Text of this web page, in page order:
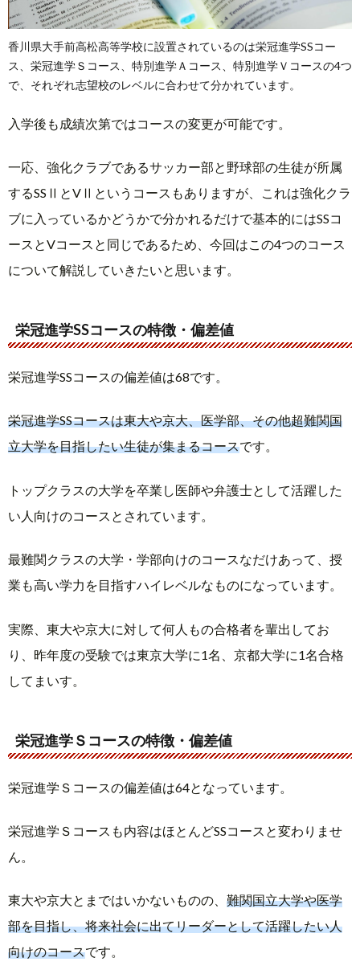
香川県大手前高松高等学校に設置されているのは栄冠進学SSコー
ス、栄冠進学Ｓコース、特別進学Ａコース、特別進学Ｖコースの4つ
で、それぞれ志望校のレベルに合わせて分かれています。
入学後も成績次第ではコースの変更が可能です。
一応、強化クラブであるサッカー部と野球部の生徒が所属
するSSⅡとVⅡというコースもありますが、これは強化クラ
ブに入っているかどうかで分かれるだけで基本的にはSSコ
ースとVコースと同じであるため、今回はこの4つのコース
について解説していきたいと思います。
栄冠進学SSコースの特徴・偏差値
栄冠進学SSコースの偏差値は68です。
栄冠進学SSコースは東大や京大、医学部、その他超難関国
立大学を目指したい生徒が集まるコースです。
トップクラスの大学を卒業し医師や弁護士として活躍した
い人向けのコースとされています。
最難関クラスの大学・学部向けのコースなだけあって、授
業も高い学力を目指すハイレベルなものになっています。
実際、東大や京大に対して何人もの合格者を輩出してお
り、昨年度の受験では東京大学に1名、京都大学に1名合格
してまいす。
栄冠進学Ｓコースの特徴・偏差値
栄冠進学Ｓコースの偏差値は64となっています。
栄冠進学Ｓコースも内容はほとんどSSコースと変わりませ
ん。
東大や京大とまではいかないものの、 難関国立大学や医学
部を目指し、将来社会に出てリーダーとして活躍したい人
向けのコースです。